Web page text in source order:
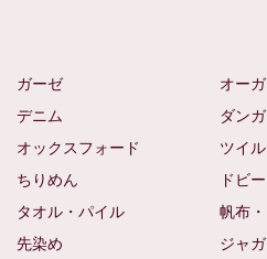
ガーゼ
オー
デニム
ダン
オックスフォード
ツイル
ちりめん
ドビー
タオル・パイル
帆布
先染め
ジャ